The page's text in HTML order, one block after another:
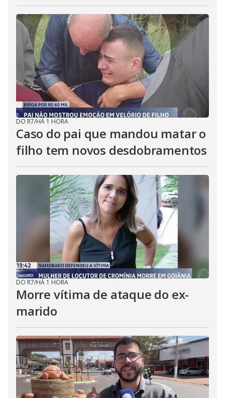
DO R7/HÁ 1 HORA
Caso do pai que mandou matar o
filho tem novos desdobramentos
DO R7/HÁ 1 HORA
Morre vítima de ataque do ex-
marido